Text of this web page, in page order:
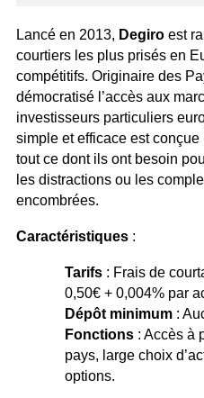
Lancé en 2013, Degiro est
courtiers les plus prisés en
compétitifs. Originaire des
démocratisé l’accès aux
investisseurs particuliers
simple et efficace est
tout ce dont ils ont besoin
les distractions ou les
encombrées.
Caractéristiques :
Tarifs : Frais de
0,50€ + 0,004% par
Dépôt minimum :
Fonctions : Accès à
pays, large choix
options.